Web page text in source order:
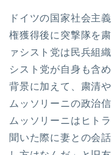
ドイツの国家社会主
権獲得後に突撃隊を
ァシスト党は民兵組
シスト党が自身も含
背景に加えて、粛清
ムッソリーニの政治
ムッソリーニはヒト
聞いた際に妻との会